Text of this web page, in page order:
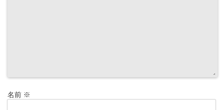
名前 ※